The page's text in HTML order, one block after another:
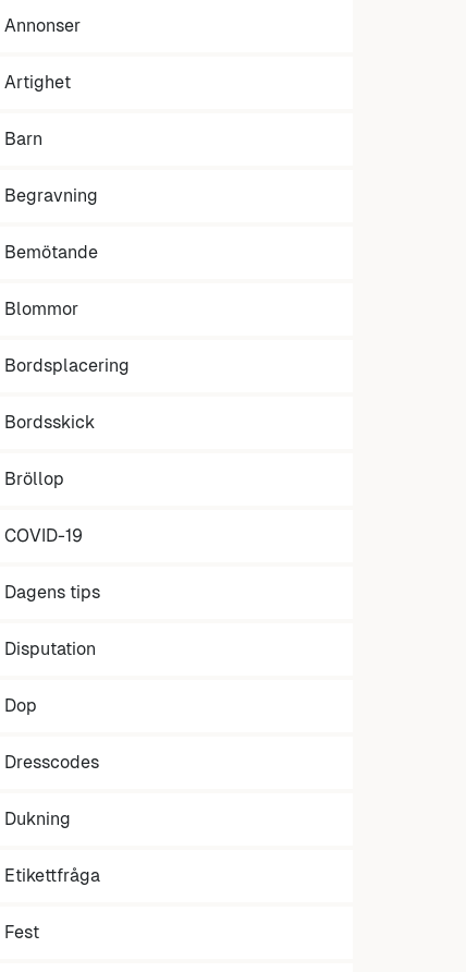
Annonser
Artighet
Barn
Begravning
Bemötande
Blommor
Bordsplacering
Bordsskick
Bröllop
COVID-19
Dagens tips
Disputation
Dop
Dresscodes
Dukning
Etikettfråga
Fest